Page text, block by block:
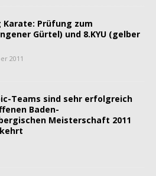
Prüfung zum
Gürtel) und 8.KYU (gelber
2011
Teams sind sehr erfolgreich
Baden-
Meisterschaft 2011